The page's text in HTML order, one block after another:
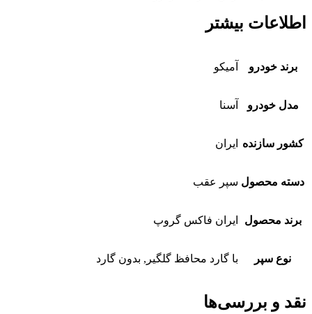
اطلاعات بیشتر
برند خودرو آمیکو
مدل خودرو آسنا
کشور سازنده ایران
دسته محصول سپر عقب
برند محصول ایران فاکس گروپ
نوع سپر با گارد محافظ گلگیر, بدون گارد
نقد و بررسی‌ها